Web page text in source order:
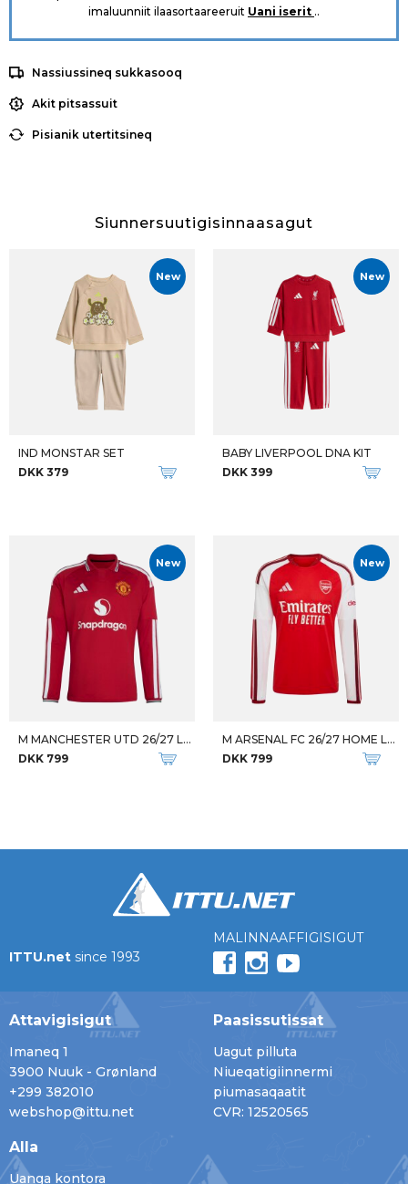
imaluunniit ilaasortaareeruit Uani iserit ..
Nassiussineq sukkasooq
Akit pitsassuit
Pisianik utertitsineq
Siunnersuutigisinnaasagut
New
IND MONSTAR SET
DKK 379
New
BABY LIVERPOOL DNA KIT
DKK 399
New
M MANCHESTER UTD 26/27 LS HOME
DKK 799
New
M ARSENAL FC 26/27 HOME LS JSY
DKK 799
ITTU.net since 1993
MALINNAAFFIGISIGUT
Attavigisigut
Imaneq 1
3900 Nuuk - Grønland
+299 382010
webshop@ittu.net
Paasissutissat
Uagut pilluta
Niueqatigiinnermi
piumasaqaatit
CVR: 12520565
Alla
Uanga kontora